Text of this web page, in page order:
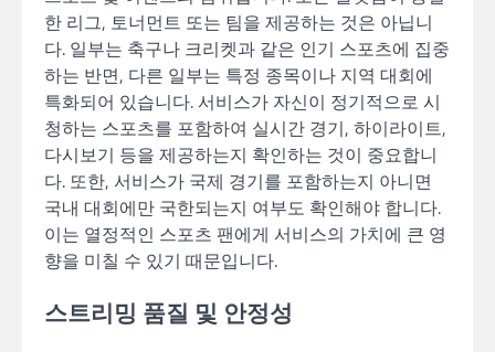
한 리그, 토너먼트 또는 팀을 제공하는 것은 아닙니
다. 일부는 축구나 크리켓과 같은 인기 스포츠에 집중
하는 반면, 다른 일부는 특정 종목이나 지역 대회에
특화되어 있습니다. 서비스가 자신이 정기적으로 시
청하는 스포츠를 포함하여 실시간 경기, 하이라이트,
다시보기 등을 제공하는지 확인하는 것이 중요합니
다. 또한, 서비스가 국제 경기를 포함하는지 아니면
국내 대회에만 국한되는지 여부도 확인해야 합니다.
이는 열정적인 스포츠 팬에게 서비스의 가치에 큰 영
향을 미칠 수 있기 때문입니다.
스트리밍 품질 및 안정성